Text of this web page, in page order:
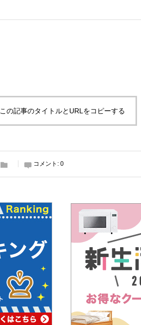
この記事のタイトルとURLをコピーする
コメント: 0